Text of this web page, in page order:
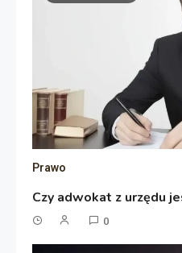
Prawo
Czy adwokat z urzędu
0